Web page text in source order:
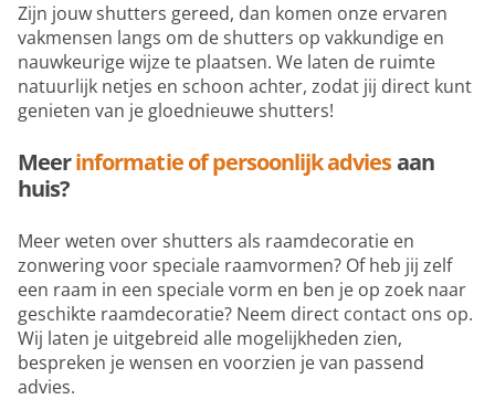
Zijn jouw shutters gereed, dan komen onze ervaren
vakmensen langs om de shutters op vakkundige en
nauwkeurige wijze te plaatsen. We laten de ruimte
natuurlijk netjes en schoon achter, zodat jij direct kunt
genieten van je gloednieuwe shutters!
Meerinformatie of persoonlijk adviesaan
huis?
Meer weten over shutters als raamdecoratie en
zonwering voor speciale raamvormen? Of heb jij zelf
een raam in een speciale vorm en ben je op zoek naar
geschikte raamdecoratie? Neem direct contact ons op.
Wij laten je uitgebreid alle mogelijkheden zien,
bespreken je wensen en voorzien je van passend
advies.